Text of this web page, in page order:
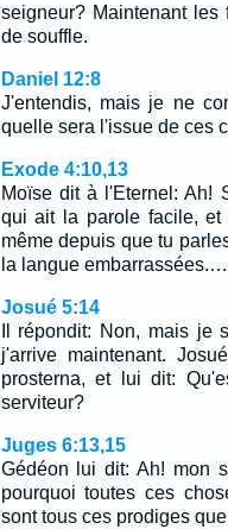
seigneur? Maintenant
de souffle.
Daniel 12:8
J'entendis, mais je ne
quelle sera l'issue de ces
Exode 4:10,13
Moïse dit à l'Eternel: Ah!
qui ait la parole facile,
même depuis que tu
la langue embarrassées.…
Josué 5:14
Il répondit: Non, mais je
j'arrive maintenant.
prosterna, et lui dit:
serviteur?
Juges 6:13,15
Gédéon lui dit: Ah! mon
pourquoi toutes ces
sont tous ces prodiges